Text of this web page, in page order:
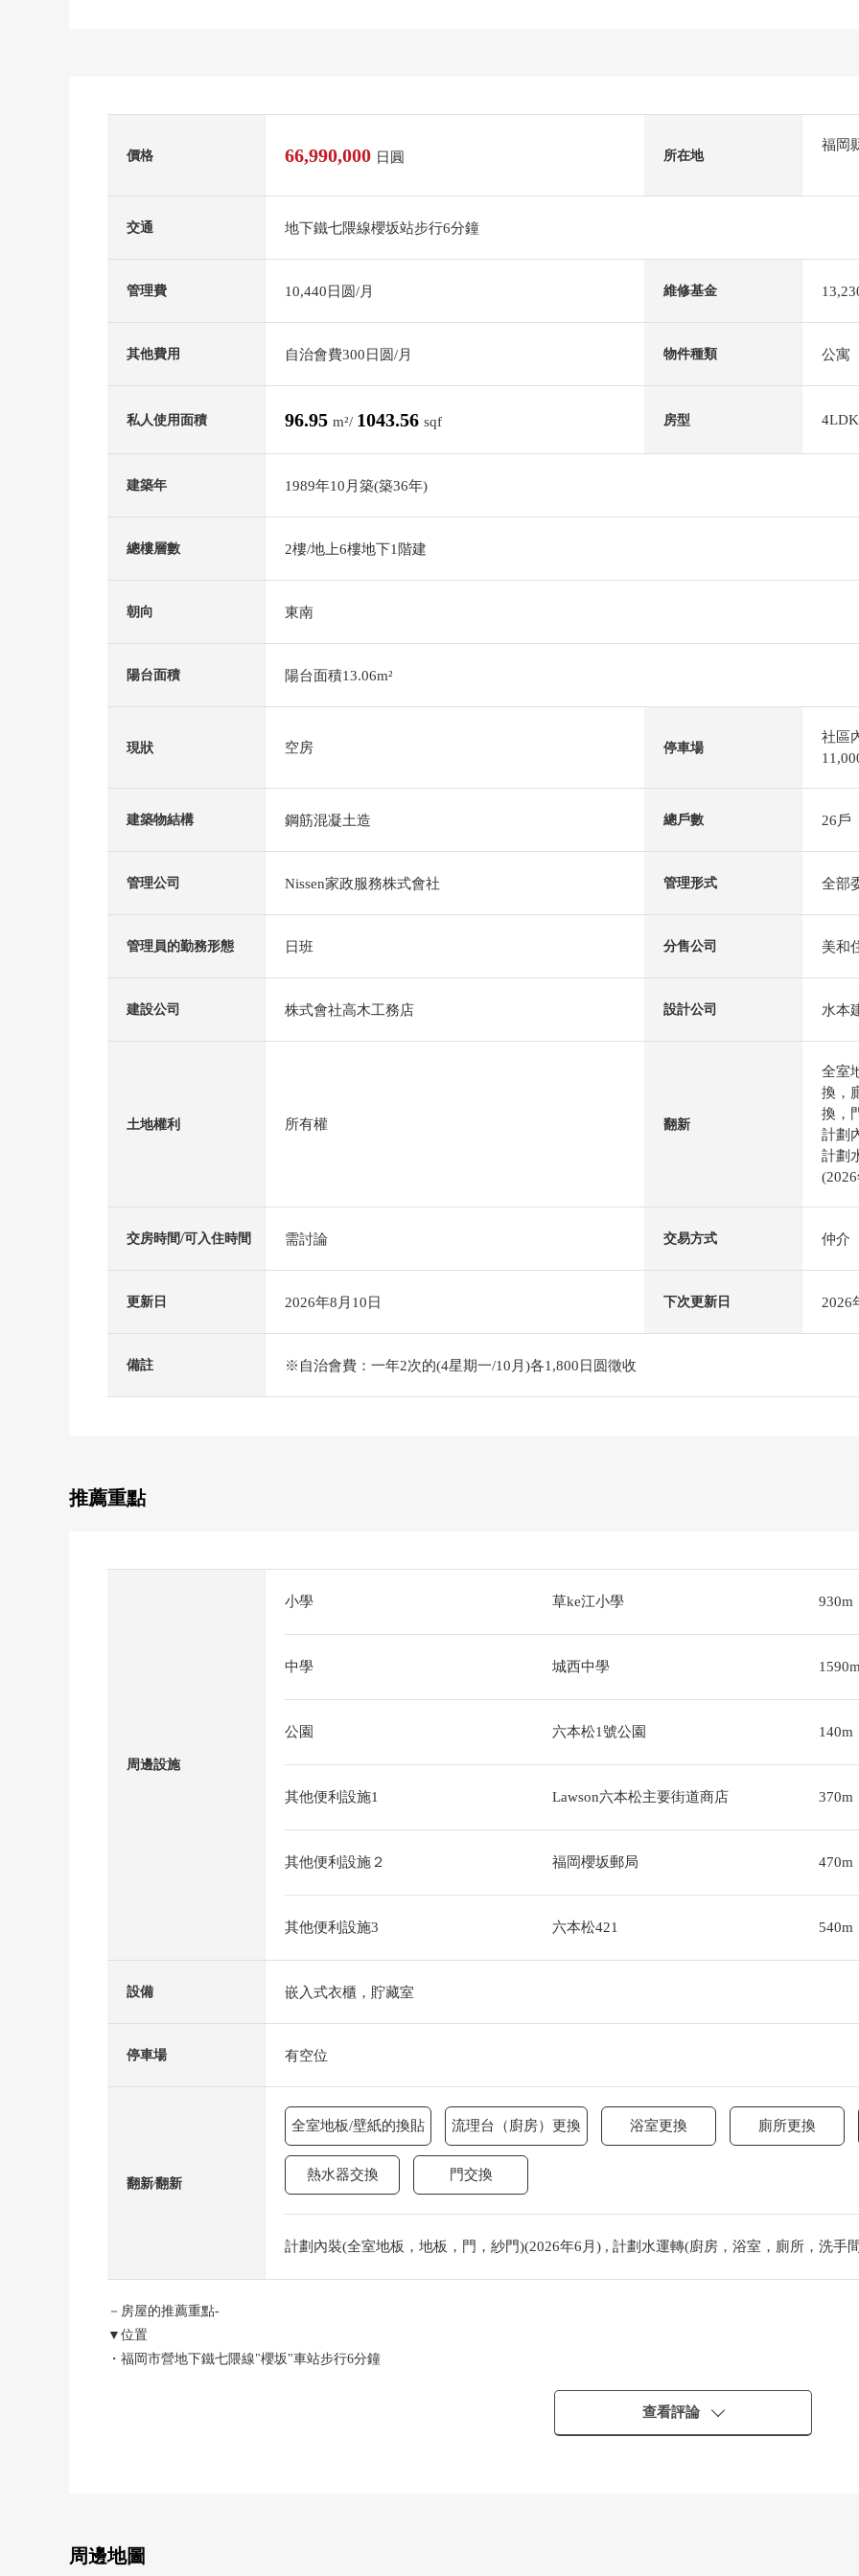
價格 66,990,000 日圓 所在地
福岡
交通 地下鐵七隈線櫻坂站步行6分鐘
管理費 10,440日圆/月 維修基金
其他費用 自治會費300日圆/月 物件種類 公寓
私人使用面積 96.95 m²/ 1043.56 sqf 房型 4LDK
建築年 1989年10月築(築36年)
總樓層數 2樓/地上6樓地下1階建
朝向 東南
陽台面積 陽台面積13.06m²
現狀 空房 停車場
社區
建築物結構 鋼筋混凝土造 總戶數 26戶
管理公司 Nissen家政服務株式會社 管理形式 全部
管理員的勤務形態 日班 分售公司 美和
建設公司 株式會社高木工務店 設計公司 水本
土地權利 所有權 翻新
全室
換，
換，
計劃
計劃
交房時間/可入住時間 需討論 交易方式 仲介
更新日 2026年8月10日 下次更新日 2026
備註 ※自治會費：一年2次的(4星期一/10月)各1,800日圆徵收
推薦重點
周邊設施
小學 草ke江小學 930m
中學 城西中學 1590m
公園 六本松1號公園 140m
其他便利設施1 Lawson六本松主要街道商店 370m
其他便利設施２ 福岡櫻坂郵局 470m
其他便利設施3 六本松421 540m
設備 嵌入式衣櫃，貯藏室
停車場 有空位
翻新⁄翻新
全室地板/壁紙的換貼 流理台（廚房）更換 浴室更換 廁所更換
熱水器交換 門交換
計劃內裝(全室地板，地板，門，紗門)(2026年6月) , 計劃水運轉(廚房，浴室，廁所，洗手
－房屋的推薦重點-
▼位置
・福岡市營地下鐵七隈線"櫻坂"車站步行6分鐘
▼房間的特徴
查看評論
周邊地圖